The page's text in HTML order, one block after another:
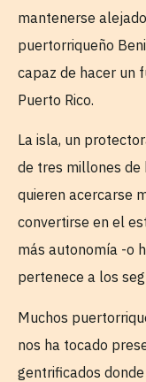
mantenerse
puertorriqueño
capaz de hacer un
Puerto Rico.
La isla, un
de tres millones de
quieren acercarse
convertirse en el
más autonomía -o
pertenece a los
Muchos
nos ha tocado
gentrificados